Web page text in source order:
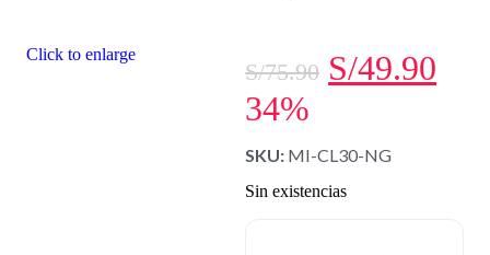
Click to enlarge
S/75.90 S/49.90
34%
SKU: MI-CL30-NG
Sin existencias